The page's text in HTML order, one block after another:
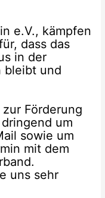
e.V., kämpfen
dass das
in der
bleibt und
Förderung
um
sowie um
mit dem
uns sehr